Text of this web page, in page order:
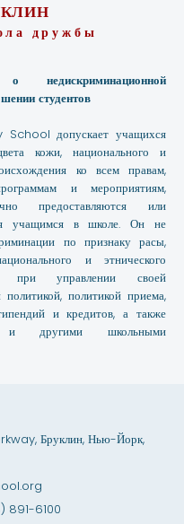
дружбы
о недискриминационной
студентов
допускает учащихся
кожи, национального и
ко всем правам,
и мероприятиям,
предоставляются или
учащимся в школе. Он не
по признаку расы,
и этнического
при управлении своей
политикой, политикой приема,
и кредитов, а также
и другими школьными
Бруклин, Нью-Йорк,
891-6100